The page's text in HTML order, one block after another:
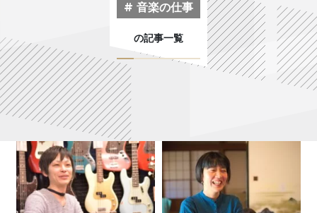
# 音楽の仕事
の記事一覧